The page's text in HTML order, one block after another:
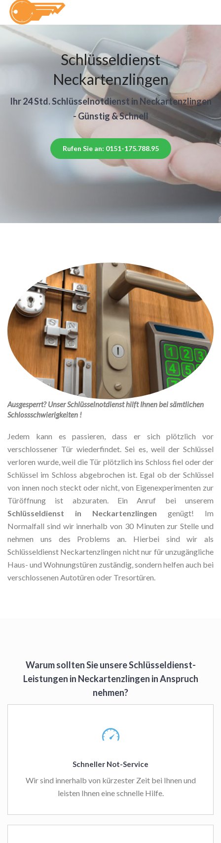
Schlüsseldienst
Neckartenzlingen
Ihr 24 Std. Schlüsselnotdienst in Neckartenzlingen
- Günstig & Schnell
Rufen Sie an: 0151-175.788.95
Ausgesperrt? Unser Schlüsselnotdienst hilft Ihnen bei sämtlichen
Schlossschwierigkeiten !
Jedem kann es passieren, dass er sich plötzlich vor
verschlossener Tür wiederfindet. Sei es, weil der Schlüssel
verloren wurde, weil die Tür plötzlich ins Schloss fiel oder der
Schlüssel im Schloss abgebrochen ist. Egal ob der Schlüssel
von innen noch steckt oder nicht, von Eigenexperimenten zur
Türöffnung ist abzuraten. Ein Anruf bei unserem
Schlüsseldienst in Neckartenzlingen genügt! Im
Normalfall sind wir innerhalb von 30 Minuten zur Stelle und
nehmen uns des Problems an. Hierbei sind wir als
Schlüsseldienst Neckartenzlingen nicht nur für unzugängliche
Haus- und Wohnungstüren zuständig, sondern helfen auch bei
verschlossenen Autotüren oder Tresortüren.
Warum sollten Sie unsere Schlüsseldienst-
Leistungen in Neckartenzlingen in Anspruch
nehmen?
Schneller Not-Service
Wir sind innerhalb von kürzester Zeit bei Ihnen und
leisten Ihnen eine schnelle Hilfe.